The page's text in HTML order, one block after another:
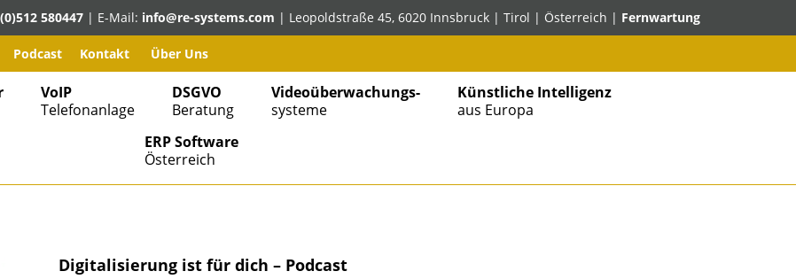
580447 | E-Mail: info@re-systems.com | Leopoldstraße 45, 6020 Innsbruck | Tirol | Österreich | Fernwartung
Podcast Kontakt Über Uns
VoIP
Telefonanlage
DSGVO
Beratung
Videoüberwachungs-
systeme
Künstliche Intelligenz
aus Europa
ERP Software
Österreich
Digitalisierung ist für dich – Podcast